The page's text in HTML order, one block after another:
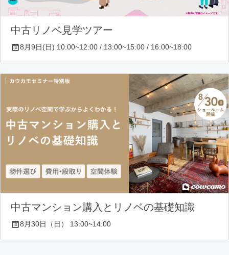
中古リノベ見学ツアー
8月9日(日) 10:00~12:00 / 13:00~15:00 / 16:00~18:00
中古マンション購入とリノベの基礎知識
8月30日（日） 13:00~14:00